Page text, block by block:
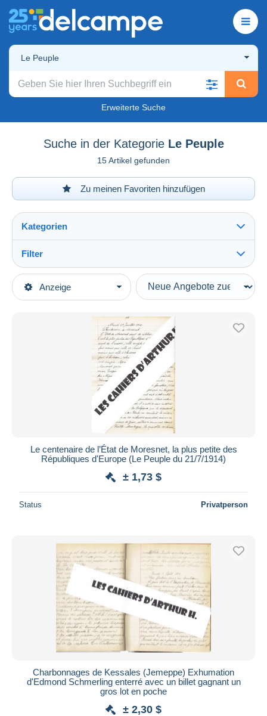
Le Peuple
Erweiterte Suche
Suche in der Kategorie Le Peuple
15 Artikel gefunden
Zu meinen Favoriten hinzufügen
Anzeige
Kategorien
Hauptkategorien
Filter
Art der Verkäufe
Laufende Angebote
Auktionen mit Geboten
Auktionen ohne Gebote
Auktionshäuser
Endet in Stunde(n)
Preis
Kostenloser Versand
Zahlungsmethoden
PayPal
Banküberweisung
Visa
Mastercard
Bancontact
Maestro
Le centenaire de l’État de Moresnet, la plus petite des
Républiques d'Europe (Le Peuple du 21/7/1914)
± 1,73 $
Status Privatperson
Charbonnages de Kessales (Jemeppe) Exhumation
d'Edmond Schmerling enterré avec un billet gagnant un
gros lot en poche
± 2,30 $